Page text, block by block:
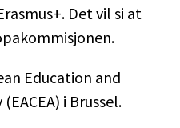
Det vil si at
Education and
i Brussel.